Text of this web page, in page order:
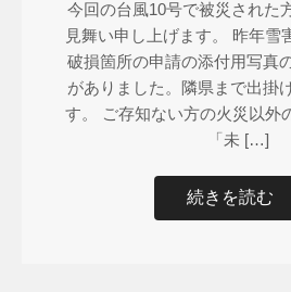
今回の台風10号で被災された
見舞い申し上げます。 昨年雪
破損箇所の申請の添付用写真
がありました。隣県まで出掛
す。 ご存知ない方の火災以外
「未 […]
続きを読む